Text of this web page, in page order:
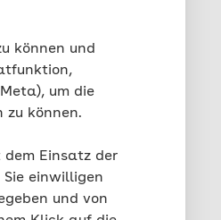
können und
um die
zu können.
Einsatz der
einwilligen
und von
Auswirkungen
bei anderen
wenn Sie eines
die
zu lassen.
etwa unter der
Handflächen und